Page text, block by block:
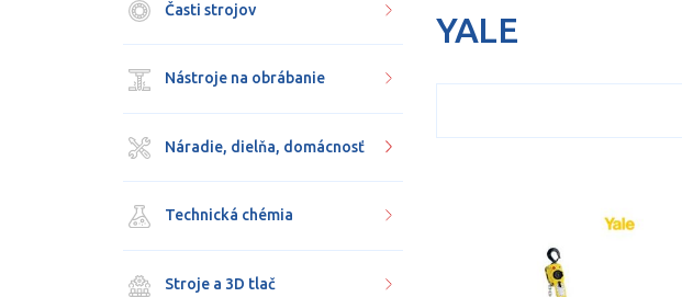
YALE
Časti strojov
Nástroje na obrábanie
Náradie, dielňa, domácnosť
Technická chémia
Stroje a 3D tlač